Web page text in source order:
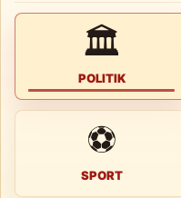
🏛
POLITIK
⚽
SPORT